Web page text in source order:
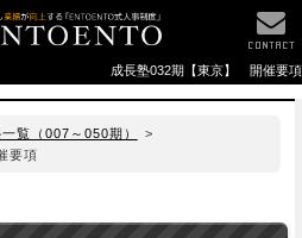
成長塾032期【東京】 開催要項
覧（007～050期）
>
要項
CONTACT